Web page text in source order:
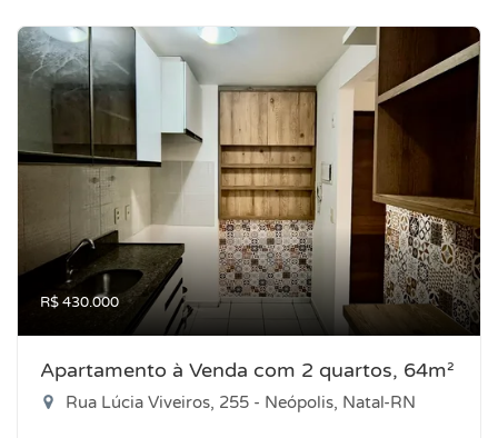
R$ 430.000
Apartamento à Venda com 2 quartos, 64m²
Rua Lúcia Viveiros, 255 - Neópolis, Natal-RN